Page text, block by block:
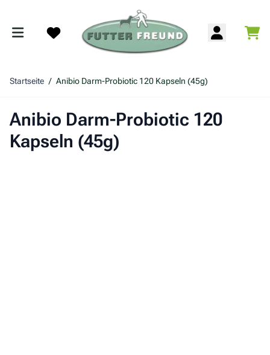
Startseite / Anibio Darm-Probiotic 120 Kapseln (45g)
Anibio Darm-Probiotic 120
Kapseln (45g)